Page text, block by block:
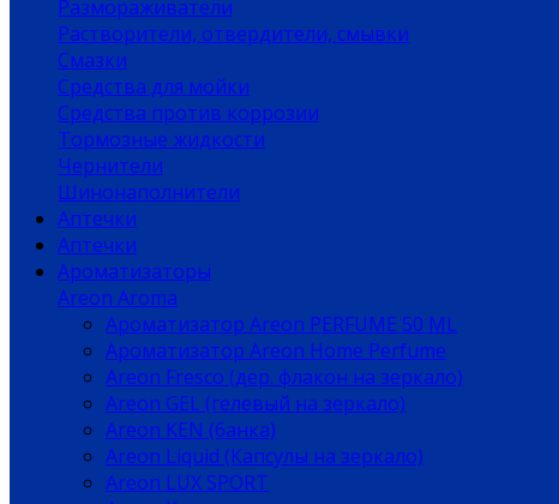
Размораживатели
Растворители, отвердители, смывки
Смазки
Средства для мойки
Средства против коррозии
Тормозные жидкости
Чернители
Шинонаполнители
Аптечки
Аптечки
Ароматизаторы
Areon Aroma
Ароматизатор Areon PERFUME 50 ML
Ароматизатор Areon Home Perfume
Areon Fresco (дер. флакон на зеркало)
Areon GEL (гелевый на зеркало)
Areon KEN (банка)
Areon Liquid (Капсулы на зеркало)
Areon LUX SPORT